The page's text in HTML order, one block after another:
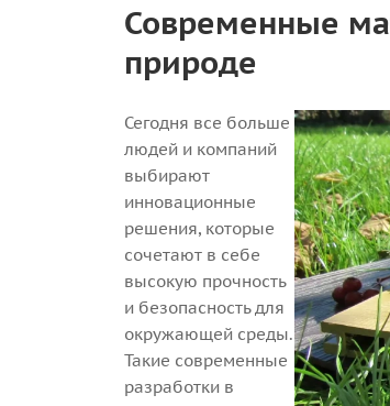
Современные
природе
Сегодня все больше
людей и компаний
выбирают
инновационные
решения, которые
сочетают в себе
высокую прочность
и безопасность для
окружающей среды.
Такие современные
разработки в